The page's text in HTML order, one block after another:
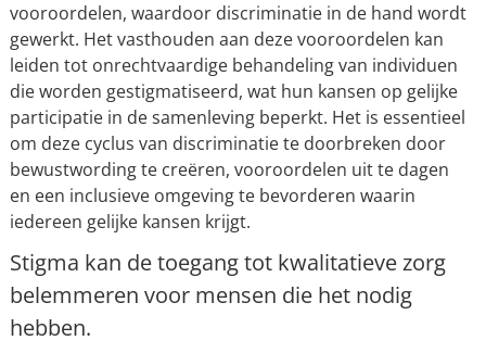
vooroordelen, waardoor discriminatie in de hand wordt
gewerkt. Het vasthouden aan deze vooroordelen kan
leiden tot onrechtvaardige behandeling van individuen
die worden gestigmatiseerd, wat hun kansen op gelijke
participatie in de samenleving beperkt. Het is essentieel
om deze cyclus van discriminatie te doorbreken door
bewustwording te creëren, vooroordelen uit te dagen
en een inclusieve omgeving te bevorderen waarin
iedereen gelijke kansen krijgt.
Stigma kan de toegang tot kwalitatieve zorg
belemmeren voor mensen die het nodig
hebben.